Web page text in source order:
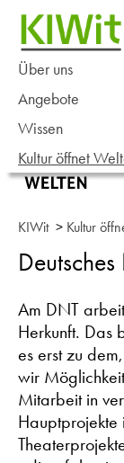
Über uns
Angebote
Wissen
Kultur öffnet
KIWit> Kultur
Am DNT
Herkunft. Das
es erst zu
wir
Mitarbeit in
Hauptprojekte